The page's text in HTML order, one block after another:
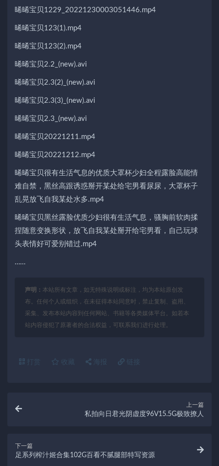
晞晞宝贝1229_20221230003051446.mp4
晞晞宝贝123(1).mp4
晞晞宝贝123(2).mp4
晞晞宝贝2.2_(new).avi
晞晞宝贝2.3(2)_(new).avi
晞晞宝贝2.3(3)_(new).avi
晞晞宝贝2.3_(new).avi
晞晞宝贝20221211.mp4
晞晞宝贝20221212.mp4
晞晞宝贝很有生活气息的优质大罩杯少妇全程露脸高能情
难自禁，黑丝高跟诱惑掰开某处给宅男看尿尿，大罩杯子
乱晃放飞自我某处水多.mp4
晞晞宝贝黑丝露脸优质少妇很有生活气息，骚胸前软肉揉
捏随意变换形状，放飞自我某处掰开给宅男看，自己玩球
头表情好可爱别错过.mp4
……
声明： 本站所有文章，如无特殊说明或标注，均为本站原创发
布。任何个人或组织，在未征得本站同意时，禁止复制、盗用、
采集、发布本站内容到任何网站、书籍等各类媒体平台。如若本
站内容侵犯了原著者的合法权益，可联系我们进行处理。
打赏 收藏 海报 链接
上一篇
私拍向日君光阴虚度96V15.5G极致撩人
下一篇
足系列榨汁姬合集102G百看不腻腿部特写资源